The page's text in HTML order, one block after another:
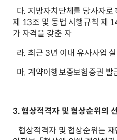
다. 지방자치단체를 당사자로
제 13조 및 동법 시행규칙 제
가 자격을 갖춘 자
라. 최근 3년 이내 유사사업
마. 계약이행보증보험증권 발
3. 협상적격자 및 협상순위의
협상적격자 및 협상순위는